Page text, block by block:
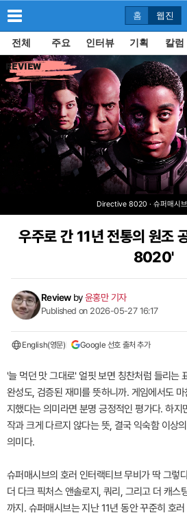
홈 웹진
전체 주요 인터뷰 기획 칼럼
REVIEW
Directive 8020 · 슈퍼매시
우주로 간 11년 전통의 원조
8020'
Reviewby윤홍만 기자
Published on 2026-05-27 16:17
English(영문) Google 선호 출처 추가
'늘 먹던 맛 그대로' 얼핏 보면 칭찬처럼 들리는
완성도, 검증된 재미를 뜻하니까. 게임에서도
지했다는 의미라면 분명 긍정적인 평가다. 하지
작과 크게 다르지 않다는 뜻, 결국 익숙함 이상
의미다.
슈퍼매시브의 호러 인터랙티브 무비가 딱 그렇
더 다크 픽처스 앤솔로지, 쿼리, 그리고 더 캐스
까지. 슈퍼매시브는 지난 11년 동안 꾸준히 호